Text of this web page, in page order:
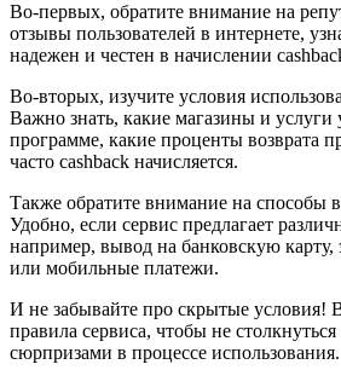
Во-первых, обратите внимание на
отзывы пользователей в интернете,
надежен и честен в начислении
Во-вторых, изучите условия
Важно знать, какие магазины и услуги
программе, какие проценты возврата
часто cashback начисляется.
Также обратите внимание на способы
Удобно, если сервис предлагает
например, вывод на банковскую
или мобильные платежи.
И не забывайте про скрытые условия!
правила сервиса, чтобы не
сюрпризами в процессе использования.